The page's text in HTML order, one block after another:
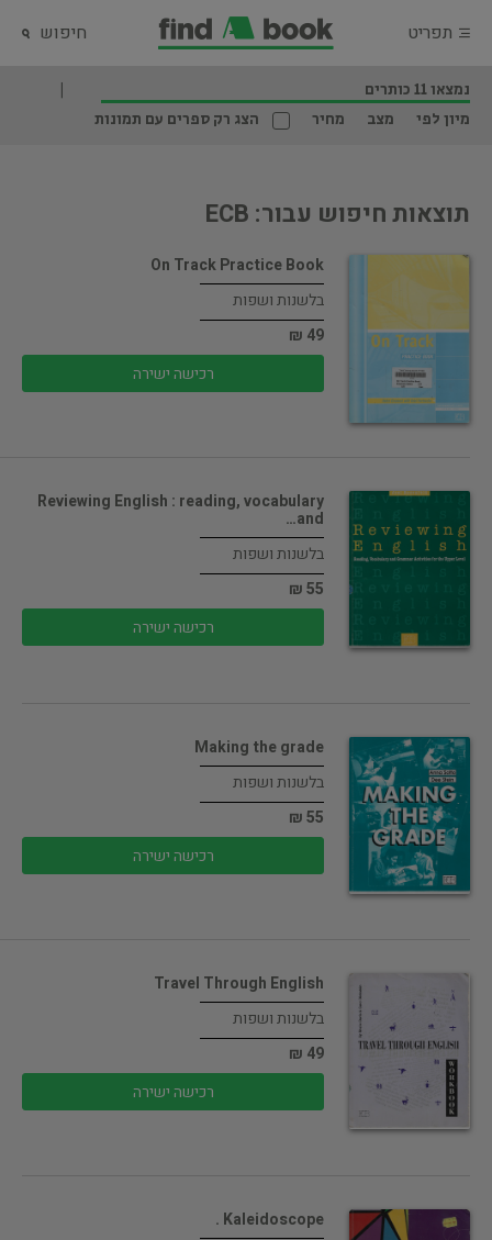
תפריט חיפוש
נמצאו 11 כותרים
מיון לפי
מצב מחיר הצג רק ספרים עם תמונות
תוצאות חיפוש עבור: ECB
On Track Practice Book
בלשנות ושפות
49 ₪
רכישה ישירה
Reviewing English : reading, vocabulary
and…
בלשנות ושפות
55 ₪
רכישה ישירה
Making the grade
בלשנות ושפות
55 ₪
רכישה ישירה
Travel Through English
בלשנות ושפות
49 ₪
רכישה ישירה
Kaleidoscope .